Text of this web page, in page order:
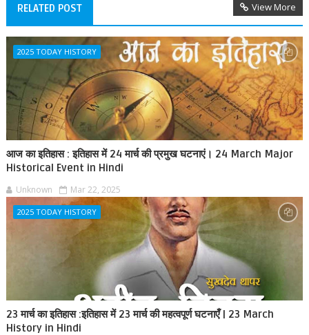
RELATED POST View More
2025 TODAY HISTORY
आज का इतिहास : इतिहास में 24 मार्च की प्रमुख घटनाएं। 24 March Major
Historical Event in Hindi
Unknown Mar 22, 2025
2025 TODAY HISTORY
23 मार्च का इतिहास :इतिहास में 23 मार्च की महत्वपूर्ण घटनाएँ | 23 March
History in Hindi